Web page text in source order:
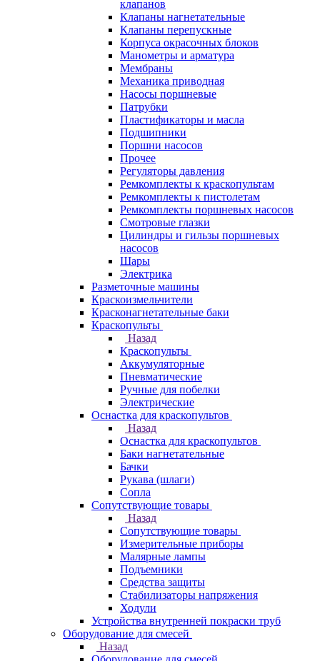
клапанов
Клапаны нагнетательные
Клапаны перепускные
Корпуса окрасочных блоков
Манометры и арматура
Мембраны
Механика приводная
Насосы поршневые
Патрубки
Пластификаторы и масла
Подшипники
Поршни насосов
Прочее
Регуляторы давления
Ремкомплекты к краскопультам
Ремкомплекты к пистолетам
Ремкомплекты поршневых насосов
Смотровые глазки
Цилиндры и гильзы поршневых
насосов
Шары
Электрика
Разметочные машины
Краскоизмельчители
Красконагнетательные баки
Краскопульты
Назад
Краскопульты
Аккумуляторные
Пневматические
Ручные для побелки
Электрические
Оснастка для краскопультов
Назад
Оснастка для краскопультов
Баки нагнетательные
Бачки
Рукава (шлаги)
Сопла
Сопутствующие товары
Назад
Сопутствующие товары
Измерительные приборы
Малярные лампы
Подъемники
Средства защиты
Стабилизаторы напряжения
Ходули
Устройства внутренней покраски труб
Оборудование для смесей
Назад